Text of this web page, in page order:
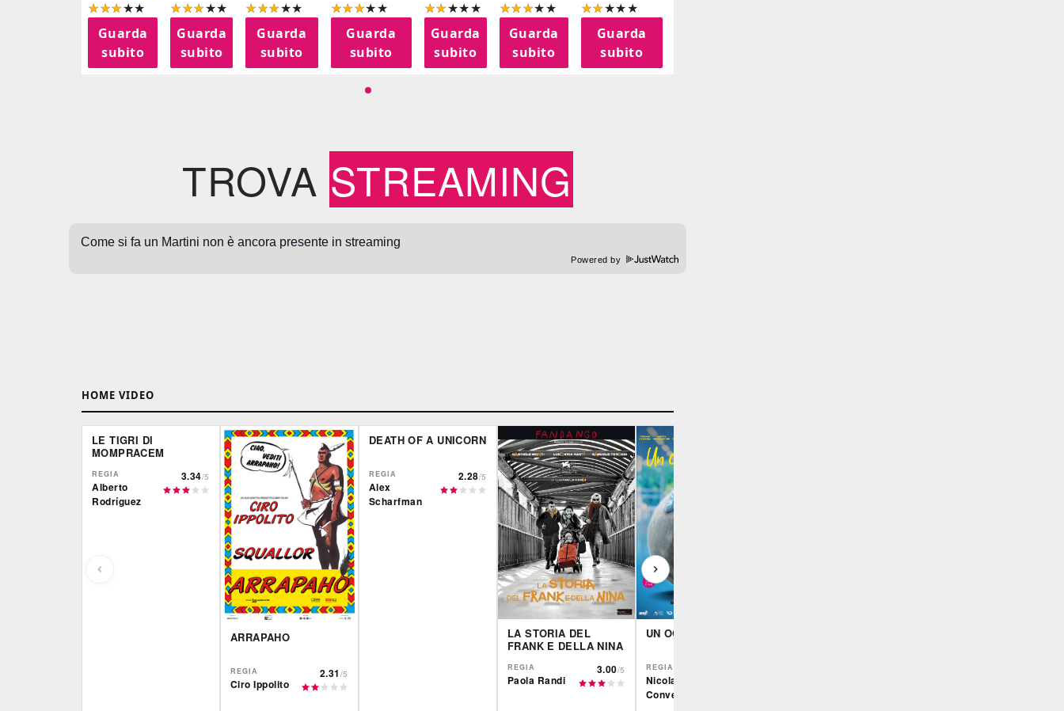
Guarda
subito
Guarda
subito
Guarda
subito
Guarda
subito
Guarda
subito
Guarda
subito
Guarda
subito
TROVA STREAMING
Powered by
HOME VIDEO
LE TIGRI DI
MOMPRACEM
REGIA
Alberto
Rodríguez
3.34/5
ARRAPAHO
REGIA
Ciro Ippolito
2.31 /5
DEATH OF A UNICORN
REGIA
Alex
Scharfman
2.28/5
LA STORIA DEL
FRANK E DELLA NINA
REGIA
Paola Randi
3.00/5
UN OGGI ALLA VOLTA
REGIA
Nicola
Conversa